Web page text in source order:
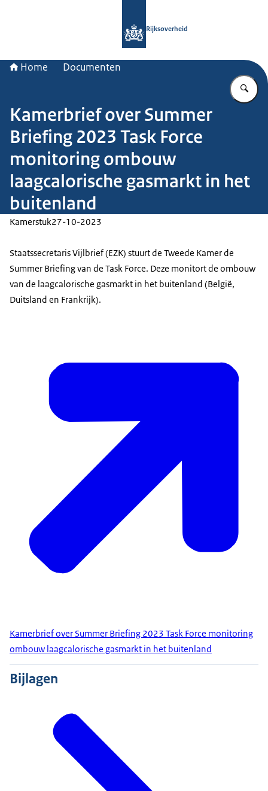
Rijksoverheid
Home Documenten
Kamerbrief over Summer
Briefing 2023 Task Force
monitoring ombouw
laagcalorische gasmarkt in het
buitenland
Kamerstuk27-10-2023
Staatssecretaris Vijlbrief (EZK) stuurt de Tweede Kamer de
Summer Briefing van de Task Force. Deze monitort de ombouw
van de laagcalorische gasmarkt in het buitenland (België,
Duitsland en Frankrijk).
Kamerbrief over Summer Briefing 2023 Task Force monitoring
ombouw laagcalorische gasmarkt in het buitenland
Bijlagen